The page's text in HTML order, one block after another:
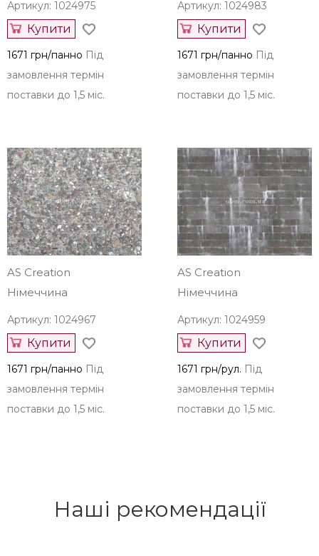
Артикул: 1024975
Купити
1671 грн/панно Під
замовлення термін
поставки до 1,5 міс.
Артикул: 1024983
Купити
1671 грн/панно Під
замовлення термін
поставки до 1,5 міс.
AS Creation
Німеччина
Артикул: 1024967
Купити
1671 грн/панно Під
замовлення термін
поставки до 1,5 міс.
AS Creation
Німеччина
Артикул: 1024959
Купити
1671 грн/рул. Під
замовлення термін
поставки до 1,5 міс.
Наші рекомендації